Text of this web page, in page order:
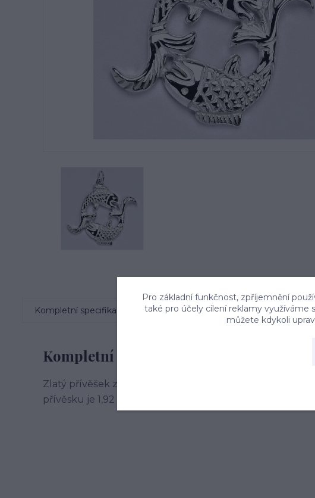
Kompletní specifikace Komentáře 0
Kompletní specifikace
Zlatý přívěšek znamení zvěrokruhu ryba. Celková výška
přívěsku je 1,92 g. Materiál je 14 karátové bílé zlato 585/
Pro základní funkčnost, zpříjemnění
také pro účely cílení reklamy využíváme
můžete kdykoli